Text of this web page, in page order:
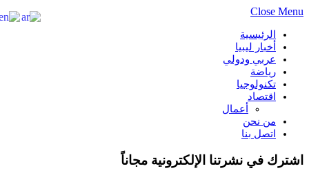
Close Menu
الرئيسية
أخبار ليبيا
عربي ودولي
رياضة
تكنولوجيا
اقتصاد
أعمال
من نحن
اتصل بنا
اشترك في نشرتنا الإلكترونية مجاناً